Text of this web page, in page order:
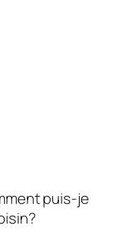
puis-je